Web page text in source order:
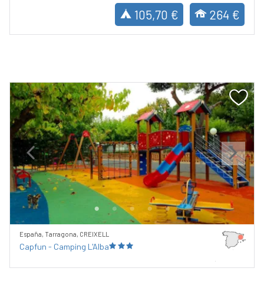
105,70 € 264 €
Previous Next
España, Tarragona, CREIXELL
Capfun - Camping L'Alba